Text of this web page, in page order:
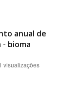
anual de
bioma
visualizações